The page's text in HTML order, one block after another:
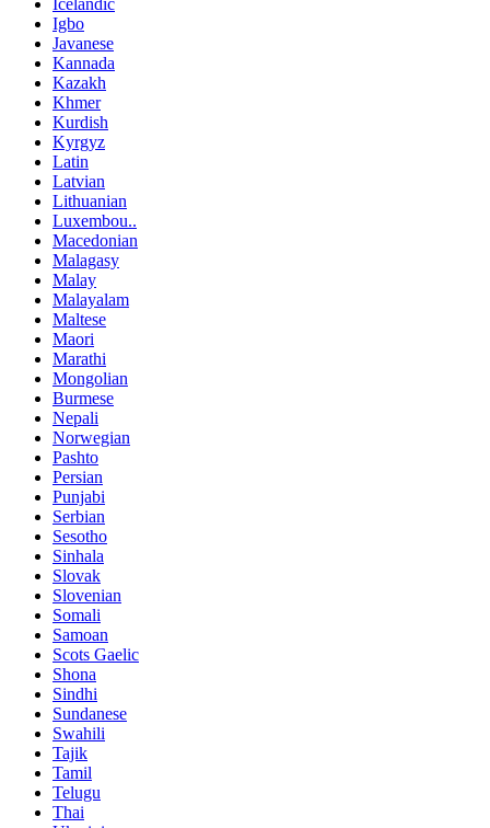
Igbo
Javanese
Kannada
Kazakh
Khmer
Kurdish
Kyrgyz
Latin
Latvian
Lithuanian
Luxembou..
Macedonian
Malagasy
Malay
Malayalam
Maltese
Maori
Marathi
Mongolian
Burmese
Nepali
Norwegian
Pashto
Persian
Punjabi
Serbian
Sesotho
Sinhala
Slovak
Slovenian
Somali
Samoan
Scots Gaelic
Shona
Sindhi
Sundanese
Swahili
Tajik
Tamil
Telugu
Thai